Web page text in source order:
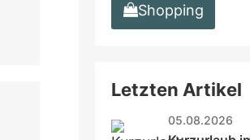
Shopping
Letzten Artikel
05.08.2026